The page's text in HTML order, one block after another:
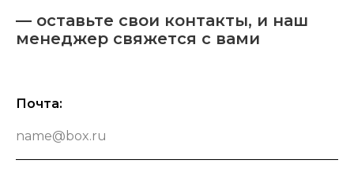
— оставьте свои контакты, и наш
менеджер свяжется с вами
Почта:
name@box.ru